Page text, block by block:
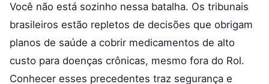
Você não está sozinho nessa batalha. Os tribunais
brasileiros estão repletos de decisões que obrigam
planos de saúde a cobrir medicamentos de alto
custo para doenças crônicas, mesmo fora do Rol.
Conhecer esses precedentes traz segurança e